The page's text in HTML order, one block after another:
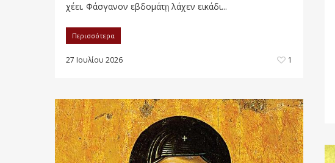
χέει. Φάσγανον εβδομάτῃ λάχεν εικάδι...
Περισσότερα
27 Ιουλίου 2026 1